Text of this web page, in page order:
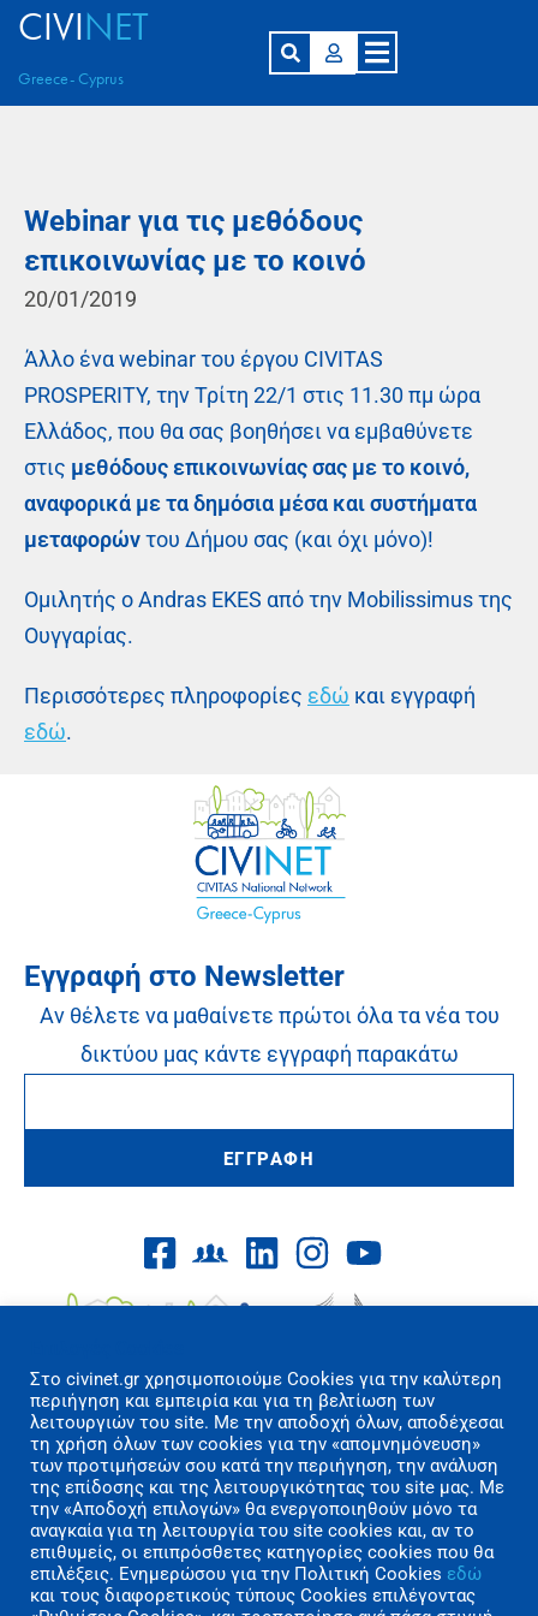
CIVINET
Greece- Cyprus
Webinar για τις μεθόδους
επικοινωνίας με το κοινό
20/01/2019
Άλλο ένα webinar του έργου CIVITAS
PROSPERITY, την Τρίτη 22/1 στις 11.30 πμ ώρα
Ελλάδος, που θα σας βοηθήσει να εμβαθύνετε
στις μεθόδους επικοινωνίας σας με το κοινό,
αναφορικά με τα δημόσια μέσα και συστήματα
μεταφορώντου Δήμου σας (και όχι μόνο)!
Ομιλητής ο Andras EKES από την Mobilissimus της
Ουγγαρίας.
Περισσότερες πληροφορίες εδώ και εγγραφή
εδώ.
Εγγραφή στο Newsletter
Αν θέλετε να μαθαίνετε πρώτοι όλα τα νέα του
δικτύου μας κάντε εγγραφή παρακάτω
ΕΓΓΡΑΦΗ
Όροι Χρήσης/Πολιτική Απορρήτου
Επικοινωνία
Copyright 2026 CIVINET Greece-Cyprus
A.M.K.E. All rights reserved | Created by
Στo civinet.gr χρησιμοποιούμε Cookies για την καλύτερη
περιήγηση και εμπειρία και για τη βελτίωση των
λειτουργιών του site. Με την αποδοχή όλων, αποδέχεσαι
τη χρήση όλων των cookies για την «απομνημόνευση»
των προτιμήσεών σου κατά την περιήγηση, την ανάλυση
της επίδοσης και της λειτουργικότητας του site μας. Με
την «Αποδοχή επιλογών» θα ενεργοποιηθούν μόνο τα
αναγκαία για τη λειτουργία του site cookies και, αν το
επιθυμείς, οι επιπρόσθετες κατηγορίες cookies που θα
επιλέξεις. Ενημερώσου για την Πολιτική Cookies εδώ
και τους διαφορετικούς τύπους Cookies επιλέγοντας